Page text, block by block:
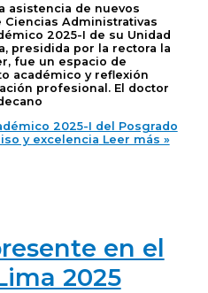
asistencia de nuevos
Ciencias Administrativas
2025-I de su Unidad
presidida por la rectora la
fue un espacio de
académico y reflexión
profesional. El doctor
2025-I del Posgrado
y excelencia Leer más »
en el
2025